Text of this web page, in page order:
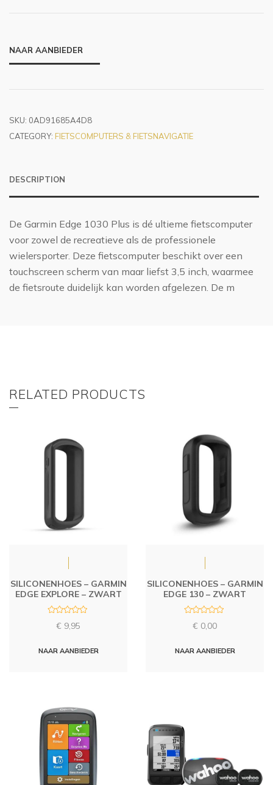
NAAR AANBIEDER
SKU: 0AD91685A4D8
CATEGORY: FIETSCOMPUTERS & FIETSNAVIGATIE
DESCRIPTION
De Garmin Edge 1030 Plus is dé ultieme fietscomputer
voor zowel de recreatieve als de professionele
wielersporter. Deze fietscomputer beschikt over een
touchscreen scherm van maar liefst 3,5 inch, waarmee
de fietsroute duidelijk kan worden afgelezen. De m
RELATED PRODUCTS
SILICONENHOES – GARMIN
EDGE EXPLORE – ZWART
d
€ 9,95
NAAR AANBIEDER
SILICONENHOES – GARMIN
EDGE 130 – ZWART
d
€ 0,00
NAAR AANBIEDER